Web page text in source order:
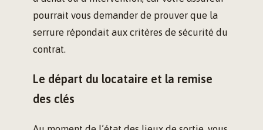
pourrait vous demander de prouver que la
serrure répondait aux critères de sécurité du
contrat.
Le départ du locataire et la remise
des clés